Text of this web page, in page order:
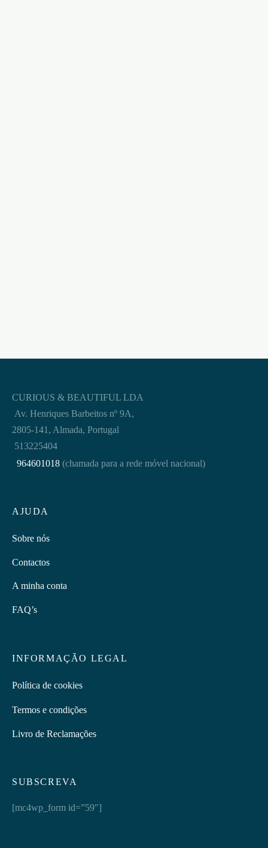
SUBSCREVA
[mc4wp_form id=”59″]
AJUDA
Sobre nós
Contactos
A minha conta
FAQ’s
INFORMAÇÃO LEGAL
Política de cookies
Termos e condições
Livro de Reclamações
CURIOUS & BEAUTIFUL LDA
Av. Henriques Barbeitos nº 9A,
2805-141, Almada, Portugal
513225404
964601018 (chamada para a rede móvel nacional)